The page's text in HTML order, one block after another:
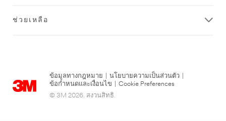
ช่วยเหลือ
ข้อมูลทางกฎหมาย นโยบายความเป็นส่วนตัว
ข้อกำหนดและเงื่อนไข
Cookie Preferences
© 3M 2026. สงวนสิทธิ.